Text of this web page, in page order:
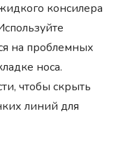
консилера
на проблемных
носа.
чтобы скрыть
линий для